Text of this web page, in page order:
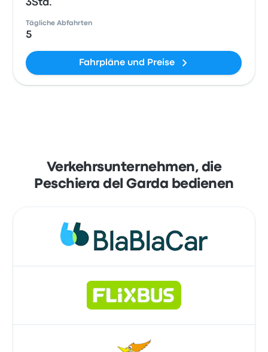
3Std.
Tägliche Abfahrten
5
Fahrpläne und Preise
Verkehrsunternehmen, die
Peschiera del Garda bedienen